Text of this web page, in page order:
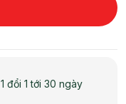
1 đổi 1 tới 30 ngày